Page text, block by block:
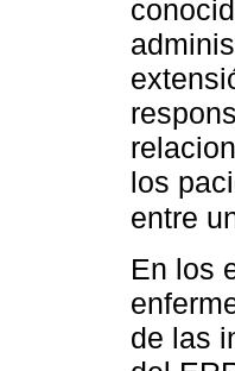
los
entre
En los
de las